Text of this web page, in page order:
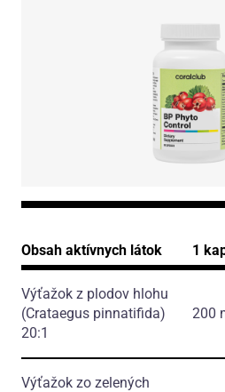
Obsah aktívnych látok 1
Výťažok z plodov hlohu
(Crataegus pinnatifida)
20:1
200
Výťažok zo zelených